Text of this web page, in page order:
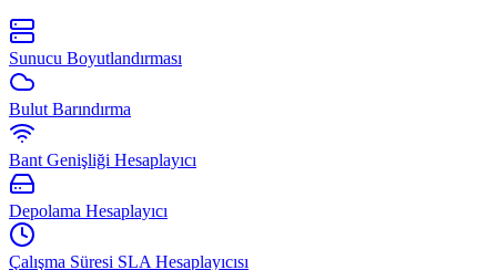
Sunucu Boyutlandırması
Bulut Barındırma
Bant Genişliği Hesaplayıcı
Depolama Hesaplayıcı
Çalışma Süresi SLA Hesaplayıcısı